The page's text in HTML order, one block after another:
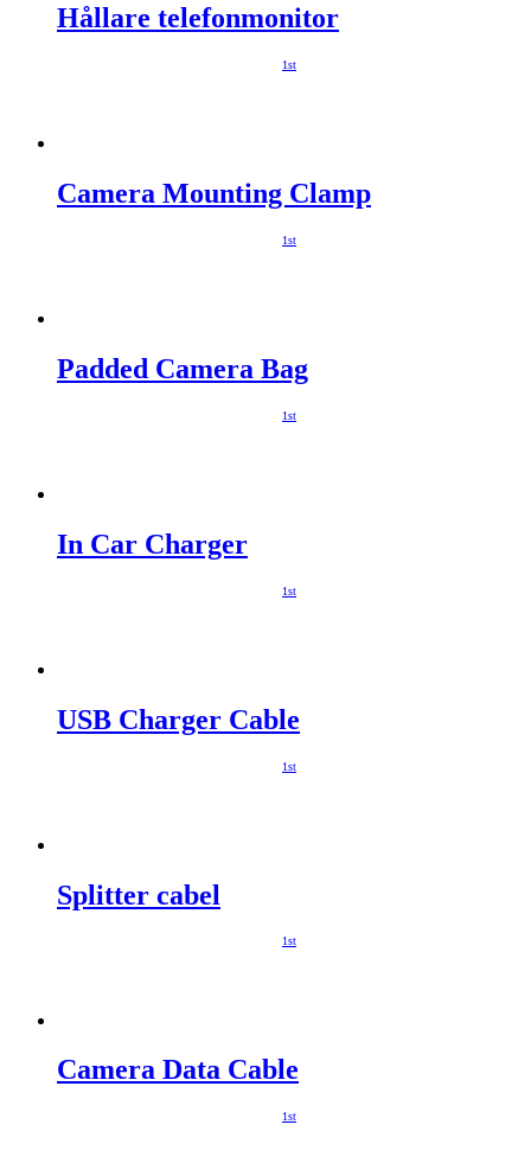
Hållare telefonmonitor
1st
Camera Mounting Clamp
1st
Padded Camera Bag
1st
In Car Charger
1st
USB Charger Cable
1st
Splitter cabel
1st
Camera Data Cable
1st